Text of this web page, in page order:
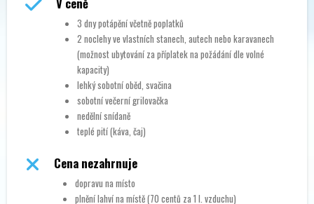
3 dny potápění včetně poplatků
2 noclehy ve vlastních stanech, autech nebo karavanech
(možnost ubytování za příplatek na požádání dle volné
kapacity)
lehký sobotní oběd, svačina
sobotní večerní grilovačka
nedělní snídaně
teplé pití (káva, čaj)
Cena nezahrnuje
dopravu na místo
plnění lahví na místě (70 centů za 1 l. vzduchu)